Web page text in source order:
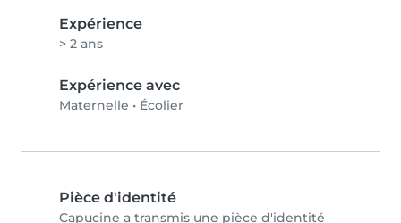
Expérience
> 2 ans
Expérience avec
Maternelle • Écolier
Pièce d'identité
Capucine a transmis une pièce d'identité